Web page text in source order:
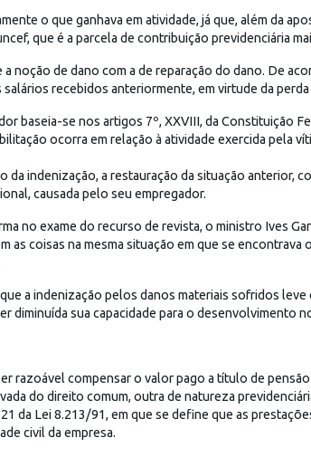
o que ganhava em atividade, já que, além da
que é a parcela de contribuição previdenciária
noção de dano com a de reparação do dano. De
recebidos anteriormente, em virtude da perda
baseia-se nos artigos 7º, XXVIII, da Constituição
ocorra em relação à atividade exercida pela
da indenização, a restauração da situação anterior,
causada pelo seu empregador.
no exame do recurso de revista, o ministro Ives
coisas na mesma situação em que se encontrava
a indenização pelos danos materiais sofridos leve
diminuída sua capacidade para o desenvolvimento
razoável compensar o valor pago a título de
do direito comum, outra de natureza
da Lei 8.213/91, em que se define que as
civil da empresa.